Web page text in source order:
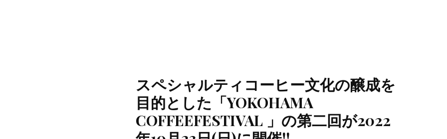
スペシャルティコーヒー文化の醸成を
目的とした「YOKOHAMA
COFFEEFESTIVAL 」の第二回が2022